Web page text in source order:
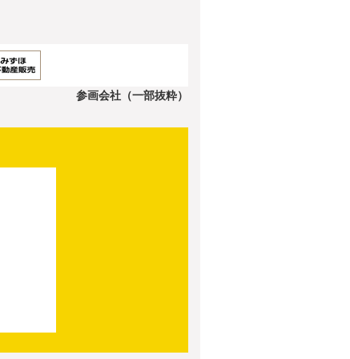
参画会社（一部抜粋）